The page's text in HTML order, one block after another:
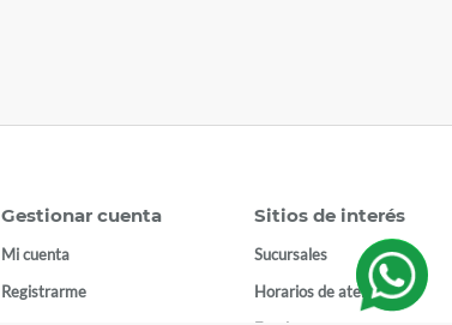
Gestionar cuenta
Mi cuenta
Registrarme
Sitios de interés
Sucursales
Horarios de atención